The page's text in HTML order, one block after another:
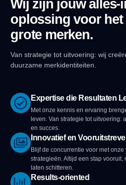
Wij zijn jouw alles-
oplossing voor
grote merken.
Van strategie tot uitvoering: wij
duurzame merkidentiteiten.
Expertise die Resultaten
Met onze kennis en ervaring
leven. Van strategie tot uitvoering:
en succes.
Innovatief en
Blijf de concurrentie voor met
strategieën. Altijd een stap
laten schitteren.
Results-oriented